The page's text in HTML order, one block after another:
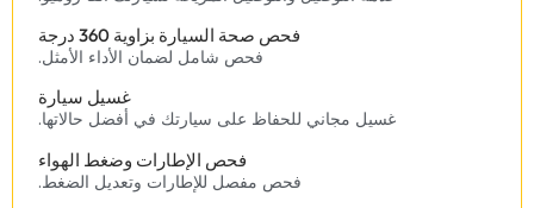
‏فحص صحة السيارة بزاوية 360 درجة‏
‏فحص شامل لضمان الأداء الأمثل.‏
غسيل سيارة
‏غسيل مجاني للحفاظ على سيارتك في أفضل حالاتها.‏
‏فحص الإطارات وضغط الهواء‏
‏فحص مفصل للإطارات وتعديل الضغط.‏